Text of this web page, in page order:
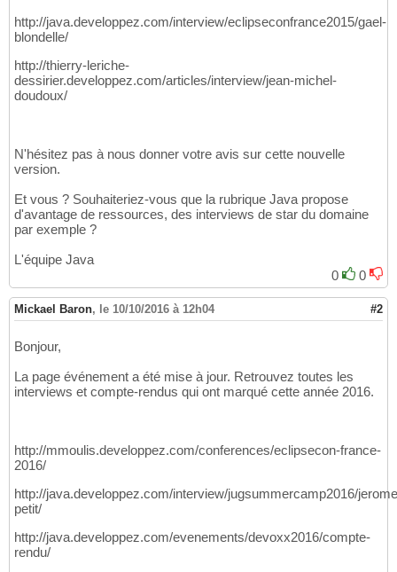
http://java.developpez.com/interview/eclipseconfrance2015/gael-
blondelle/
http://thierry-leriche-
dessirier.developpez.com/articles/interview/jean-michel-
doudoux/
N'hésitez pas à nous donner votre avis sur cette nouvelle
version.
Et vous ? Souhaiteriez-vous que la rubrique Java propose
d'avantage de ressources, des interviews de star du domaine
par exemple ?
L'équipe Java
0
0
Mickael Baron, le 10/10/2016 à 12h04 #2
Bonjour,
La page événement a été mise à jour. Retrouvez toutes les
interviews et compte-rendus qui ont marqué cette année 2016.
http://mmoulis.developpez.com/conferences/eclipsecon-france-
2016/
http://java.developpez.com/interview/jugsummercamp2016/
petit/
http://java.developpez.com/evenements/devoxx2016/compte-
rendu/